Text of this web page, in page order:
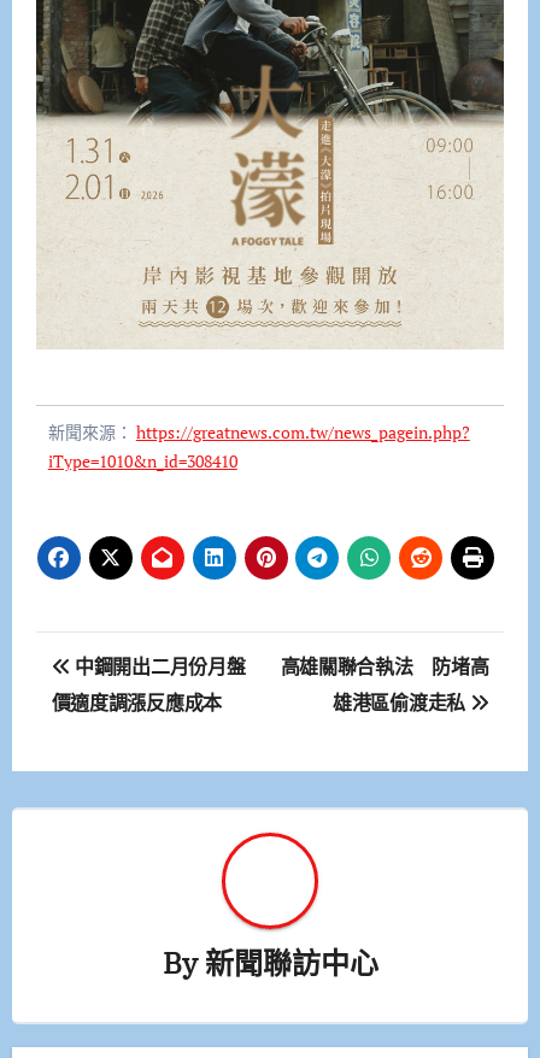
新聞來源： https://greatnews.com.tw/news_pagein.php?
iType=1010&n_id=308410
文
章
覽
中鋼開出二月份月盤
價適度調漲反應成本
高雄關聯合執法 防堵高
雄港區偷渡走私
By新聞聯訪中心